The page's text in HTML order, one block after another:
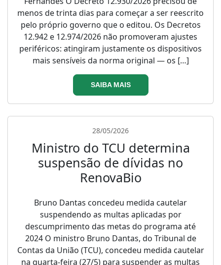
menos de trinta dias para começar a ser reescrito
pelo próprio governo que o editou. Os Decretos
12.942 e 12.974/2026 não promoveram ajustes
periféricos: atingiram justamente os dispositivos
mais sensíveis da norma original — os […]
SAIBA MAIS
28/05/2026
Ministro do TCU determina
suspensão de dívidas no
RenovaBio
Bruno Dantas concedeu medida cautelar
suspendendo as multas aplicadas por
descumprimento das metas do programa até
2024 O ministro Bruno Dantas, do Tribunal de
Contas da União (TCU), concedeu medida cautelar
na quarta-feira (27/5) para suspender as multas